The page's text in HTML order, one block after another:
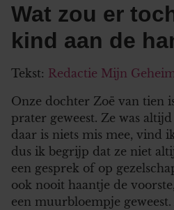
Wat zou er
kind aan de
Tekst: Redactie Mijn
Onze dochter Zoë van tien
prater geweest. Ze was
daar is niets mis mee, vind
dus ik begrijp dat ze niet
een gesprek of op
ook nooit haantje de
een muurbloempje